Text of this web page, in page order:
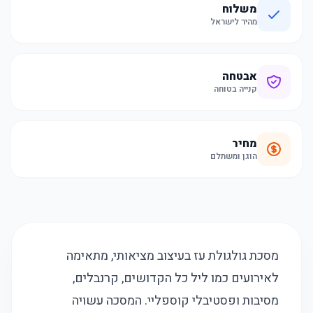
משלוח
מהיר לישראל
אבטחה
קנייה בטוחה
מחיר
הוגן ומשתלם
מסכת גולגולת עז בעיצוב מציאותי, מתאימה
לאירועים כמו ליל כל הקדושים, קרנבלים,
מסיבות ופסטיבלי קוספליי. המסכה עשויה